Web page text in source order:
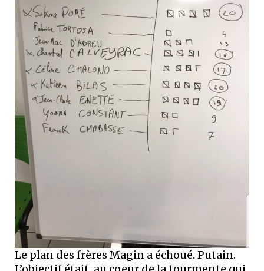
Le plan des frères Magin a échoué. Putain.